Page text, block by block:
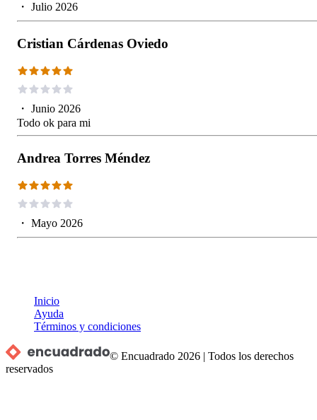
・ Julio 2026
Cristian Cárdenas Oviedo
・ Junio 2026
Todo ok para mi
Andrea Torres Méndez
・ Mayo 2026
Inicio
Ayuda
Términos y condiciones
© Encuadrado 2026 |Todos los derechos
reservados